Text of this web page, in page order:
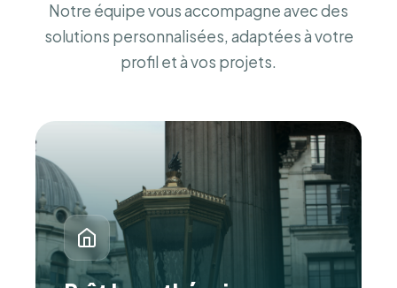
Notre équipe vous accompagne avec des
solutions personnalisées, adaptées à votre
profil et à vos projets.